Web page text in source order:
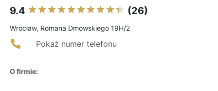
9.4 (26)
Wrocław, Romana Dmowskiego 19H/2
Pokaż numer telefonu
O firmie: